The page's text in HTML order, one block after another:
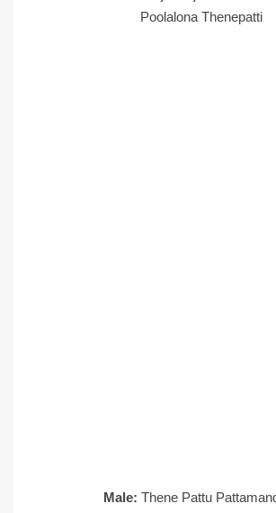
Poolalona Thenepatti
Male: Thene Pattu